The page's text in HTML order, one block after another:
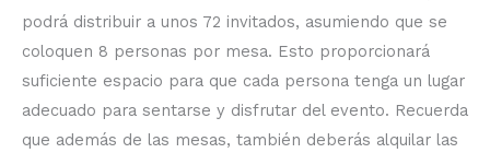
podrá distribuir a unos 72 invitados, asumiendo que se
coloquen 8 personas por mesa. Esto proporcionará
suficiente espacio para que cada persona tenga un lugar
adecuado para sentarse y disfrutar del evento. Recuerda
que además de las mesas, también deberás alquilar las